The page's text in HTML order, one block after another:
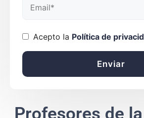
Acepto la Política de
Profesores de